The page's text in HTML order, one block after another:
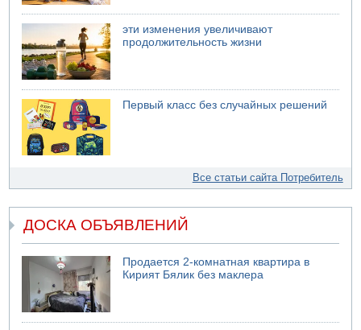
эти изменения увеличивают
продолжительность жизни
Первый класс без случайных решений
Все статьи сайта Потребитель
ДОСКА ОБЪЯВЛЕНИЙ
Продается 2-комнатная квартира в
Кирият Бялик без маклера